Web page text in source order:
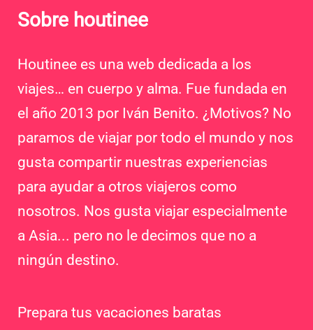
Sobre houtinee
Houtinee es una web dedicada a los
viajes… en cuerpo y alma. Fue fundada en
el año 2013 por Iván Benito. ¿Motivos? No
paramos de viajar por todo el mundo y nos
gusta compartir nuestras experiencias
para ayudar a otros viajeros como
nosotros. Nos gusta viajar especialmente
a Asia... pero no le decimos que no a
ningún destino.
Prepara tus vacaciones baratas